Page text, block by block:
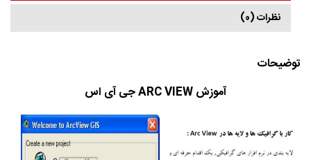
نظرات (0)
توضیحات
آموزش ARC VIEW جی آی اس